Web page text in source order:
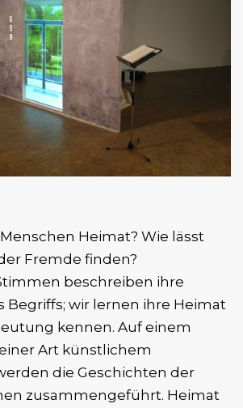
Heimat? Wie lässt
Fremde finden?
beschreiben ihre
Begriffs; wir lernen ihre Heimat
kennen. Auf einem
Art künstlichem
die Geschichten der
zusammengeführt. Heimat